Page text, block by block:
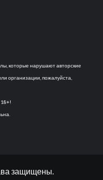
которые нарушают авторские
организации, пожалуйста,
защищены.